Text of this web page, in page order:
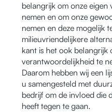
belangrijk om onze
nemen en om onze
nemen en deze mogelijk
milieuvriendelijkere
kant is het ook belangrijk
verantwoordelijkheid te
Daarom hebben wij een
u samengesteld met
bedrijf om de invloed die
heeft tegen te gaan.